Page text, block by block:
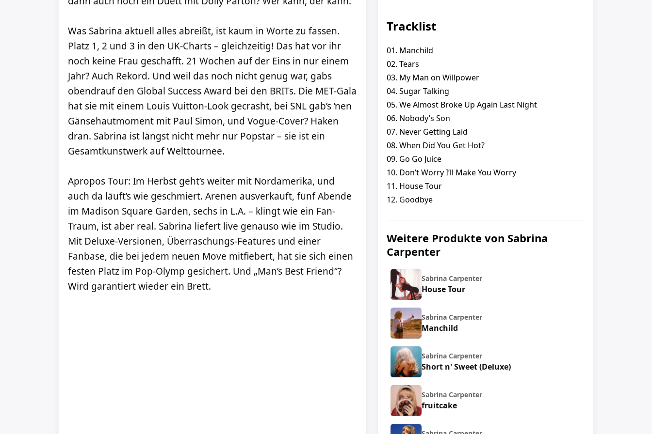
Was Sabrina aktuell alles abreißt, ist kaum in Worte zu fassen.
Platz 1, 2 und 3 in den UK-Charts – gleichzeitig! Das hat vor ihr
noch keine Frau geschafft. 21 Wochen auf der Eins in nur einem
Jahr? Auch Rekord. Und weil das noch nicht genug war, gabs
obendrauf den Global Success Award bei den BRITs. Die MET-Gala
hat sie mit einem Louis Vuitton-Look gecrasht, bei SNL gab’s ’nen
Gänsehautmoment mit Paul Simon, und Vogue-Cover? Haken
dran. Sabrina ist längst nicht mehr nur Popstar – sie ist ein
Gesamtkunstwerk auf Welttournee.
Apropos Tour: Im Herbst geht’s weiter mit Nordamerika, und
auch da läuft’s wie geschmiert. Arenen ausverkauft, fünf Abende
im Madison Square Garden, sechs in L.A. – klingt wie ein Fan-
Traum, ist aber real. Sabrina liefert live genauso wie im Studio.
Mit Deluxe-Versionen, Überraschungs-Features und einer
Fanbase, die bei jedem neuen Move mitfiebert, hat sie sich einen
festen Platz im Pop-Olymp gesichert. Und „Man’s Best Friend“?
Wird garantiert wieder ein Brett.
Tracklist
01. Manchild
02. Tears
03. My Man on Willpower
04. Sugar Talking
05. We Almost Broke Up Again Last Night
06. Nobody’s Son
07. Never Getting Laid
08. When Did You Get Hot?
09. Go Go Juice
10. Don’t Worry I’ll Make You Worry
11. House Tour
12. Goodbye
Weitere Produkte von Sabrina
Carpenter
Sabrina Carpenter
House Tour
Sabrina Carpenter
Manchild
Sabrina Carpenter
Short n' Sweet (Deluxe)
Sabrina Carpenter
fruitcake